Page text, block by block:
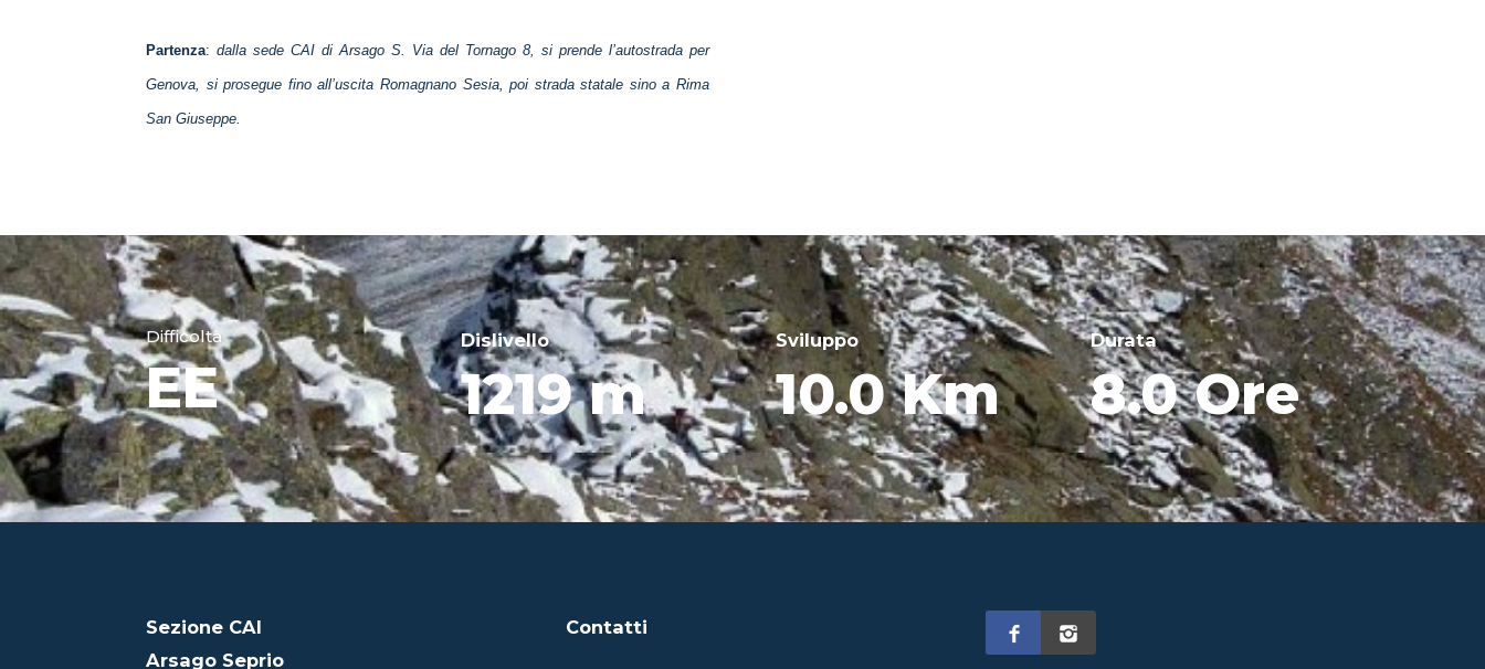
Partenza: dalla sede CAI di Arsago S. Via del Tornago 8, si prende l’autostrada per
Genova, si prosegue fino all’uscita Romagnano Sesia, poi strada statale sino a Rima
San Giuseppe.
Difficoltà
EE
Dislivello
1219 m
Sviluppo
10.0 Km
Durata
8.0 Ore
Sezione CAI
Arsago Seprio
Contatti